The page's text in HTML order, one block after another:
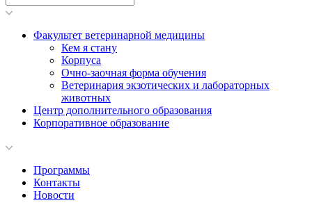
Факультет ветеринарной медицины
Кем я стану
Корпуса
Очно-заочная форма обучения
Ветеринария экзотических и лабораторных
животных
Центр дополнительного образования
Корпоративное образование
Программы
Контакты
Новости